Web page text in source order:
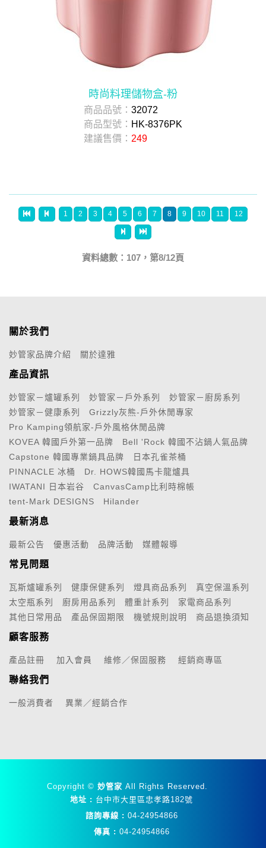
時尚料理儲物盒-粉
商品品號： 32072
商品型號： HK-8376PK
建議售價： 249
1 2 3 4 5 6 7 8 9 10 11 12
資料總數：107，第8/12頁
關於我們
妙管家品牌介紹 關於達雅
產品資訊
妙管家－爐罐系列 妙管家－戶外系列
妙管家－廚房系列
妙管家－健康系列
Grizzly灰熊-戶外休閒專家
Pro Kamping領航家-戶外風格休閒品牌
KOVEA 韓國戶外第一品牌
Bell 'Rock 韓國不沾鍋人氣品牌
Capstone 韓國專業鍋具品牌
日本孔雀茶桶
PINNACLE 冰桶
Dr. HOWS韓國馬卡龍爐具
IWATANI 日本岩谷
CanvasCamp比利時棉帳
tent-Mark DESIGNS
Hilander
最新消息
最新公告 優惠活動 品牌活動 媒體報導
常見問題
瓦斯爐罐系列 健康保健系列 燈具商品系列
真空保溫系列
太空瓶系列
廚房用品系列 體重計系列
家電商品系列
其他日常用品
產品保固期限 機號規則說明 商品退換須知
顧客服務
產品註冊 加入會員 維修／保固服務 經銷商專區
聯絡我們
一般消費者 異業／經銷合作
Copyright © 妙管家 All Rights Reserved.
地址 : 台中市大里區忠孝路182號
諮詢專線 : 04-24954866
傳真 : 04-24954866